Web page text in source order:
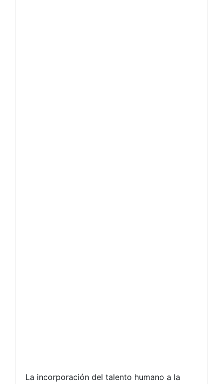
La incorporación del talento humano a la